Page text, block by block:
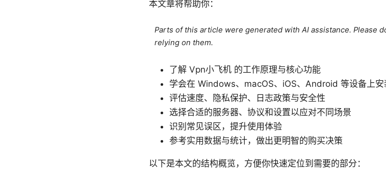
本文章将帮助你：
Parts of this article were generated with AI assistance. Please
relying on them.
了解 Vpn小飞机 的工作原理与核心功能
学会在 Windows、macOS、iOS、Android 等设备上安
评估速度、隐私保护、日志政策与安全性
选择合适的服务器、协议和设置以应对不同场景
识别常见误区，提升使用体验
参考实用数据与统计，做出更明智的购买决策
以下是本文的结构概览，方便你快速定位到需要的部分：